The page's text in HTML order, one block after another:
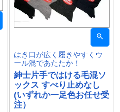
はき口が広く履きやすくウ
ール混であたたか！
紳士片手ではける毛混ソ
ックス すべり止めなし
(いずれか一足色お任せ受
注）